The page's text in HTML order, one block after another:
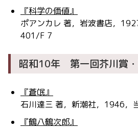
『科学の価値』
ポアンカレ 著，岩波書店，
401/F 7
昭和10年 第一回芥川賞
『蒼氓』
石川達三 著，新潮社，1946，
『鶴八鶴次郎』